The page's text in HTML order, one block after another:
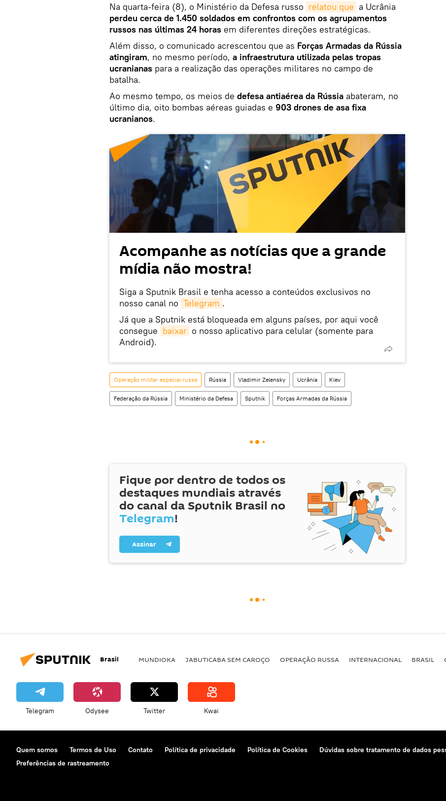
Na quarta-feira (8), o Ministério da Defesa russo relatou que a Ucrânia
perdeu cerca de 1.450 soldados em confrontos com os agrupamentos
russos nas últimas 24 horas em diferentes direções estratégicas.
Além disso, o comunicado acrescentou que as Forças Armadas da Rússia
atingiram, no mesmo período, a infraestrutura utilizada pelas tropas
ucranianas para a realização das operações militares no campo de
batalha.
Ao mesmo tempo, os meios de defesa antiaérea da Rússia abateram, no
último dia, oito bombas aéreas guiadas e 903 drones de asa fixa
ucranianos.
Acompanhe as notícias que a grande
mídia não mostra!
Siga a Sputnik Brasil e tenha acesso a conteúdos exclusivos no
nosso canal no Telegram .
Já que a Sputnik está bloqueada em alguns países, por aqui você
consegue baixar o nosso aplicativo para celular (somente para
Android).
Operação militar especial russa Rússia Vladimir Zelensky Ucrânia Kiev
Federação da Rússia Ministério da Defesa Sputnik Forças Armadas da Rússia
Fique por dentro de todos os
destaques mundiais através
do canal da Sputnik Brasil no
Telegram!
Assinar
Brasil MUNDIOKA JABUTICABA SEM CAROÇO OPERAÇÃO RUSSA INTERNACIONAL BRASIL
Telegram Odysee Twitter Kwai
Quem somos Termos de Uso Contato Política de privacidade Política de Cookies Dúvidas sobre tratamento de dados
Preferências de rastreamento